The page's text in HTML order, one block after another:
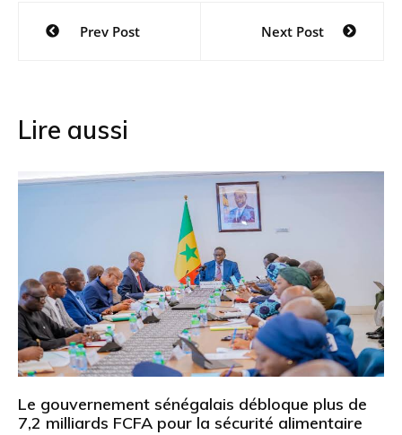
Navigation
Prev Post Next Post
Lire aussi
Le gouvernement sénégalais débloque plus de
7,2 milliards FCFA pour la sécurité alimentaire